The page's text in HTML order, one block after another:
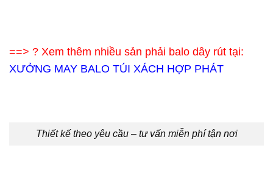
==> ? Xem thêm nhiều sản phải balo dây rút tại:
XƯỞNG MAY BALO TÚI XÁCH HỢP PHÁT
Thiết kế theo yêu cầu – tư vấn miễn phí tận nơi